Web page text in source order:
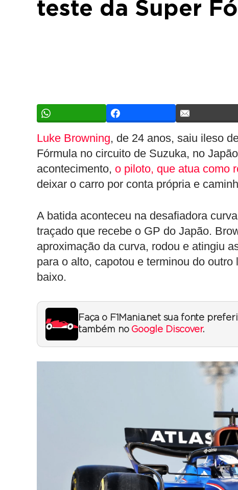
teste da Super
Luke Browning, de 24 anos, saiu ileso
Fórmula no circuito de Suzuka, no
acontecimento, o piloto, que atua como
deixar o carro por conta própria e
A batida aconteceu na desafiadora
traçado que recebe o GP do Japão.
aproximação da curva, rodou e atingiu
para o alto, capotou e terminou do
baixo.
Faça o F1Mania.net sua fonte
também no Google Discover.